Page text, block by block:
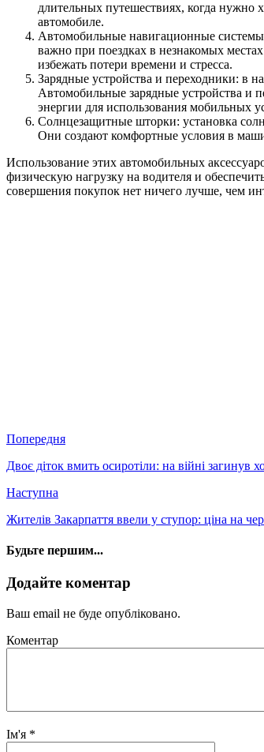
длительных путешествиях, когда нужно
автомобиле.
Автомобильные навигационные
важно при поездках в незнакомых
избежать потери времени и стресса.
Зарядные устройства и переходники: в
Автомобильные зарядные устройства и
энергии для использования мобильных
Солнцезащитные шторки: установка
Они создают комфортные условия в
Использование этих автомобильных
физическую нагрузку на водителя и
совершения покупок нет ничего лучше, чем
Попередня
Двоє діток вмить осиротіли: на війні
Наступна
Жителів Закарпаття ввели у ступор: ціна на
Будьте першим...
Додайте коментар
Ваш email не буде опубліковано.
Коментар
Ім'я *